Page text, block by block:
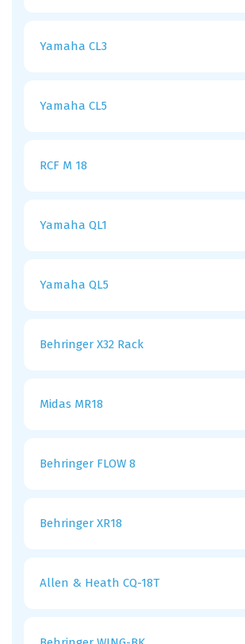
Yamaha CL3
Yamaha CL5
RCF M 18
Yamaha QL1
Yamaha QL5
Behringer X32 Rack
Midas MR18
Behringer FLOW 8
Behringer XR18
Allen & Heath CQ-18T